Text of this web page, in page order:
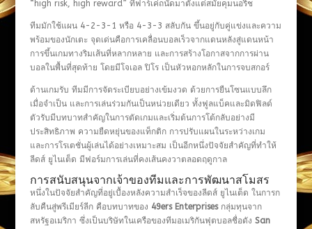
“high risk, high reward” ที่ฟาร์เค่ถนัดมาตั้งแต่สมัยคุมนอริช
ทีมมักใช้แผน 4-2-3-1 หรือ 4-3-3 สลับกัน ขึ้นอยู่กับคู่แข่งและความ
พร้อมของนักเตะ จุดเด่นคือการเคลื่อนบอลเร็วจากแดนหลังสู่แดนหน้า
การขึ้นเกมทางริมเส้นที่หลากหลาย และการสร้างโอกาสจากการผ่าน
บอลในพื้นที่สุดท้าย โดยมีโจเอล ปิโร เป็นหัวหอกหลักในการจบสกอร์
ด้านเกมรับ ทีมมีการจัดระเบียบอย่างเข้มงวด ด้วยการยืนโซนแบบลึก
เมื่อจำเป็น และการเล่นร่วมกันเป็นหน่วยเดียว ทั้งฟูลแบ็คและมิดฟิลด์
ตัวรับมีบทบาทสำคัญในการตัดเกมและเริ่มต้นการโต้กลับอย่างมี
ประสิทธิภาพ ความยืดหยุ่นของแท็กติก การปรับแผนในระหว่างเกม
และการโรเตชั่นผู้เล่นได้อย่างเหมาะสม เป็นอีกหนึ่งปัจจัยสำคัญที่ทำให้
ลีดส์ ยูไนเต็ด มีฟอร์มการเล่นที่คงเส้นคงวาตลอดฤดูกาล
การสนับสนุนจากเจ้าของทีมและการพัฒนาสโมสร
หนึ่งในปัจจัยสำคัญที่อยู่เบื้องหลังความสำเร็จของลีดส์ ยูไนเต็ด ในการก
ลับคืนสู่พรีเมียร์ลีก คือบทบาทของ 49ers Enterprisesกลุ่มทุนจาก
สหรัฐอเมริกา ซึ่งเป็นบริษัทในเครือของทีมอเมริกันฟุตบอลชื่อดัง San